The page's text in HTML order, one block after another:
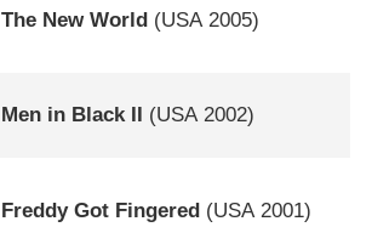
The New World (USA2005)
Men in Black II (USA2002)
Freddy Got Fingered (USA 2001)